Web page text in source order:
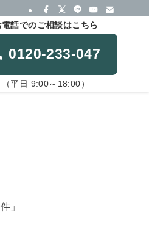
電話でのご相談はこちら
233-047
（平日 9:00～18:00）
」